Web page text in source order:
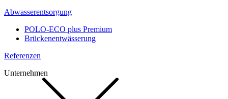
Abwasserentsorgung
POLO-ECO plus Premium
Brückenentwässerung
Referenzen
Unternehmen